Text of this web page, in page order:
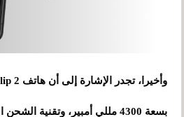
بسعة 4300 مللي أمبير، وتقنية